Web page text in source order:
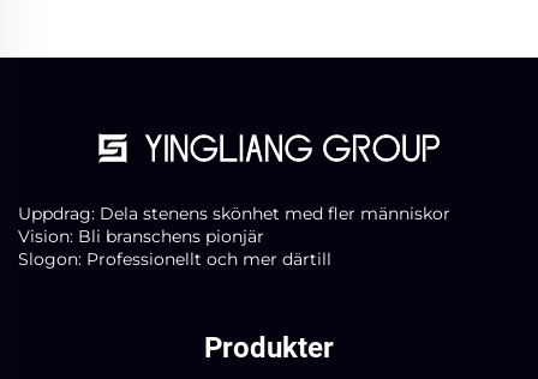
Uppdrag: Dela stenens skönhet med fler människor
Vision: Bli branschens pionjär
Slogon: Professionellt och mer därtill
Produkter